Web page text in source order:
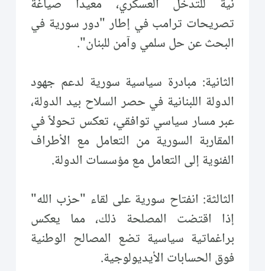
نية للتدخل العسكري، معيداً صياغة
تصريحات ترامب في إطار "دور سورية في
البحث عن حل سلمي وآمن للبنان".
الثانية: مبادرة سياسية سورية لدعم جهود
الدولة اللبنانية في حصر السلاح بيد الدولة،
عبر مسار سياسي توافقي، تعكس تحولاً في
المقاربة السورية من التعامل مع الأطراف
الفئوية إلى التعامل مع مؤسسات الدولة.
الثالثة: انفتاح سورية على لقاء "حزب الله"
إذا اقتضت المصلحة ذلك، مما يعكس
براغماتية سياسية تضع المصالح الوطنية
فوق الحسابات الأيديولوجية.